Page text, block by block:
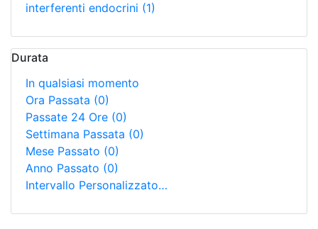
interferenti endocrini (1)
Durata
In qualsiasi momento
Ora Passata (0)
Passate 24 Ore (0)
Settimana Passata (0)
Mese Passato (0)
Anno Passato (0)
Intervallo Personalizzato…